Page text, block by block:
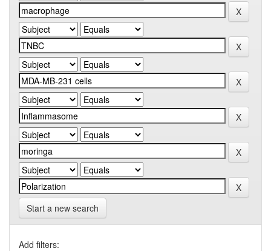
Start a new search
Add filters: